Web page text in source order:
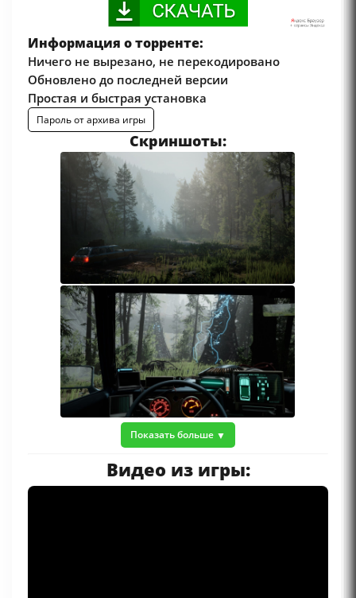
Информация о торренте:
Ничего не вырезано, не перекодировано
Обновлено до последней версии
Простая и быстрая установка
Пароль от архива игры
Скриншоты:
Показать больше
Видео из игры: